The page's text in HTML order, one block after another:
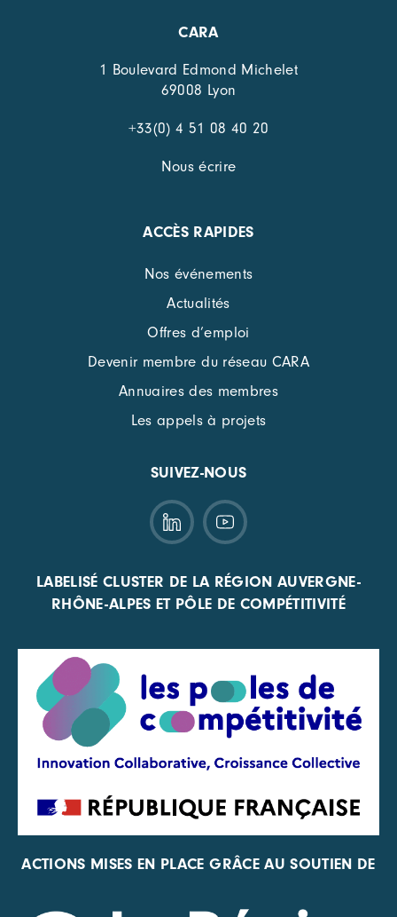
CARA
1 Boulevard Edmond Michelet
69008 Lyon
+33(0) 4 51 08 40 20
Nous écrire
ACCÈS RAPIDES
Nos événements
Actualités
Offres d’emploi
Devenir membre du réseau CARA
Annuaires des membres
Les appels à projets
SUIVEZ-NOUS
LABELISÉ CLUSTER DE LA RÉGION AUVERGNE-
RHÔNE-ALPES ET PÔLE DE COMPÉTITIVITÉ
ACTIONS MISES EN PLACE GRÂCE AU SOUTIEN DE